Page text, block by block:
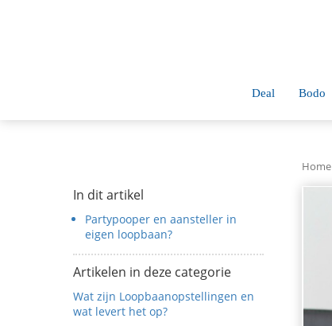
Deal Bodo
In dit artikel
Partypooper en aansteller in
eigen loopbaan?
Artikelen in deze categorie
Wat zijn Loopbaanopstellingen en
wat levert het op?
Home
bezoekers te
tonen